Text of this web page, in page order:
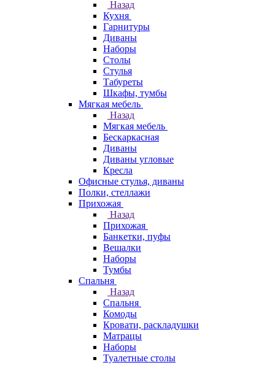
Назад
Кухня
Гарнитуры
Диваны
Наборы
Столы
Стулья
Табуреты
Шкафы, тумбы
Мягкая мебель
Назад
Мягкая мебель
Бескаркасная
Диваны
Диваны угловые
Кресла
Офисные стулья, диваны
Полки, стеллажи
Прихожая
Назад
Прихожая
Банкетки, пуфы
Вешалки
Наборы
Тумбы
Спальня
Назад
Спальня
Комоды
Кровати, раскладушки
Матрацы
Наборы
Туалетные столы